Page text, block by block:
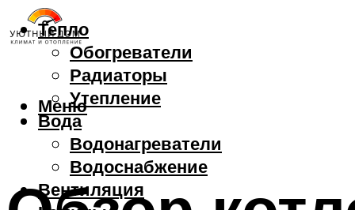
Тепло
Обогреватели
Радиаторы
Утепление
Вода
Водонагреватели
Водоснабжение
Вентиляция
Меню